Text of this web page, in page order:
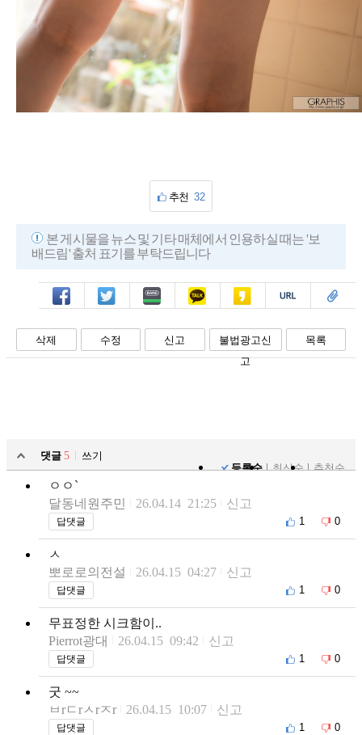
추천 32
본 게시물을 뉴스 및 기타 매체에서 인용하실 때는 '보
배드림' 출처 표기를 부탁드립니다
페북 트윗 밴드 카톡 카스 복사 스크랩
삭제 수정 신고
불법광고신
고
목록
댓글 5
쓰기
등록순
최신순 추천순
ㅇㅇ`
달동네원주민
26.04.14 21:25 신고
답댓글 1 0
ㅅ
뽀로로의전설
26.04.15 04:27 신고
답댓글 1 0
무표정한 시크함이..
Pierrot광대
26.04.15 09:42 신고
답댓글 1 0
굿 ~~
ㅂrㄷrㅅrㅈr
26.04.15 10:07 신고
답댓글 1 0